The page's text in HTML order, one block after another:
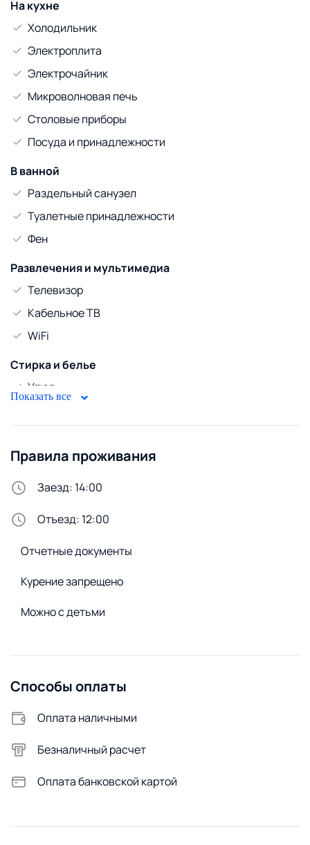
На кухне
Холодильник
Электроплита
Электрочайник
Микроволновая печь
Столовые приборы
Посуда и принадлежности
В ванной
Раздельный санузел
Туалетные принадлежности
Фен
Развлечения и мультимедиа
Телевизор
Кабельное ТВ
WiFi
Стирка и белье
Утюг
Стиральная машина
Удобства снаружи
Показать все
Правила проживания
Заезд: 14:00
Отъезд: 12:00
Отчетные документы
Курение запрещено
Можно с детьми
Способы оплаты
Оплата наличными
Безналичный расчет
Оплата банковской картой